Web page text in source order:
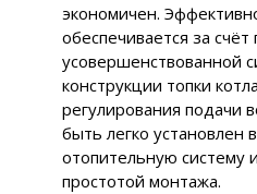
экономичен.
обеспечивается за
усовершенствованной
конструкции топки
регулирования подачи
быть легко
отопительную систему
простотой монтажа.